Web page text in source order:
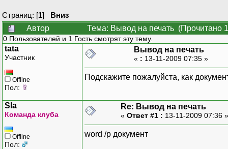
Страниц: [1] Вниз
Автор
Тема: Вывод на печать (Прочитано
0 Пользователей и 1 Гость смотрят эту тему.
tata
Участник
Offline
Пол:
Вывод на печать
« : 13-11-2009 07:35 »
Подскажите пожалуйста, как
Sla
Команда клуба
Offline
Пол:
Re: Вывод на печать
« Ответ #1 : 13-11-2009 07:36
word /p документ